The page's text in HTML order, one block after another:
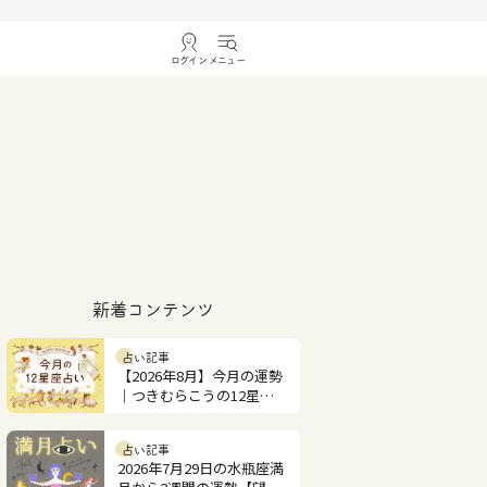
ログイン メニュー
新着コンテンツ
占い記事
【2026年8月】今月の運勢
｜つきむらこうの12星座
占い記事
2026年7月29日の水瓶座満